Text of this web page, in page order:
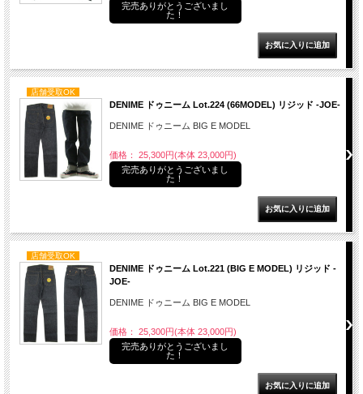
完売ありがとうございまし
た！
店舗受取OK
DENIME ドゥニーム Lot.224 (66MODEL) リジッド -JOE-
DENIME ドゥニーム BIG E MODEL
価格： 25,300円(本体 23,000円)
完売ありがとうございまし
た！
店舗受取OK
DENIME ドゥニーム Lot.221 (BIG E MODEL) リジッド -
JOE-
DENIME ドゥニーム BIG E MODEL
価格： 25,300円(本体 23,000円)
完売ありがとうございまし
た！